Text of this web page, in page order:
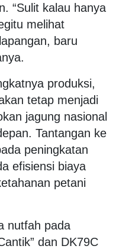
“Sulit kalau hanya
melihat
baru
produksi,
tetap menjadi
jagung nasional
Tantangan ke
peningkatan
efisiensi biaya
petani
nutfah pada
dan DK79C